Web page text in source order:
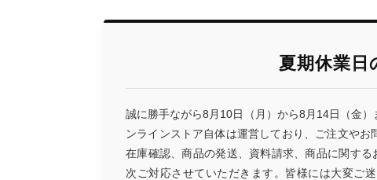
夏期休業日
誠に勝手ながら8月10日（月）から8月14日（金
ンラインストア自体は運営しており、ご注文やお
在庫確認、商品の発送、資料請求、商品に関す
次ご対応させていただきます。皆様には大変ご